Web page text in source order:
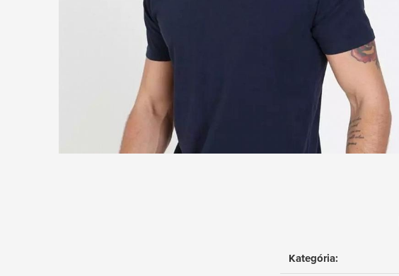
Kategória: